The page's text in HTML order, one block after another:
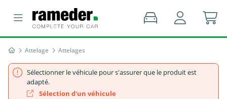
Attelage Attelages
Sélectionner le véhicule pour s'assurer que le produit est
adapté.
Sélection d'un véhicule